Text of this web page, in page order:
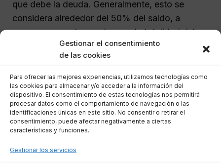
Gestionar el consentimiento
de las cookies
Para ofrecer las mejores experiencias, utilizamos tecnologías como
las cookies para almacenar y/o acceder a la información del
dispositivo. El consentimiento de estas tecnologías nos permitirá
procesar datos como el comportamiento de navegación o las
identificaciones únicas en este sitio. No consentir o retirar el
consentimiento, puede afectar negativamente a ciertas
características y funciones.
Gestionar los servicios
que debe la deuda. Generalmente, esto se
considera alrededor del 50% del saldo, a
menos que se demuestre que la totalidad del
dinero pertenece a un cotitular no deudor.
El cotitular tiene la opción de presentar
alegaciones y documentación que demuestre
que una parte del saldo le pertenece y, por lo
tanto, no debe ser afectada por el embargo.